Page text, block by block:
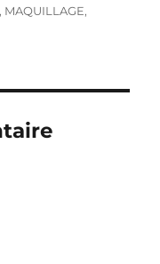
, MAQUILLAGE,